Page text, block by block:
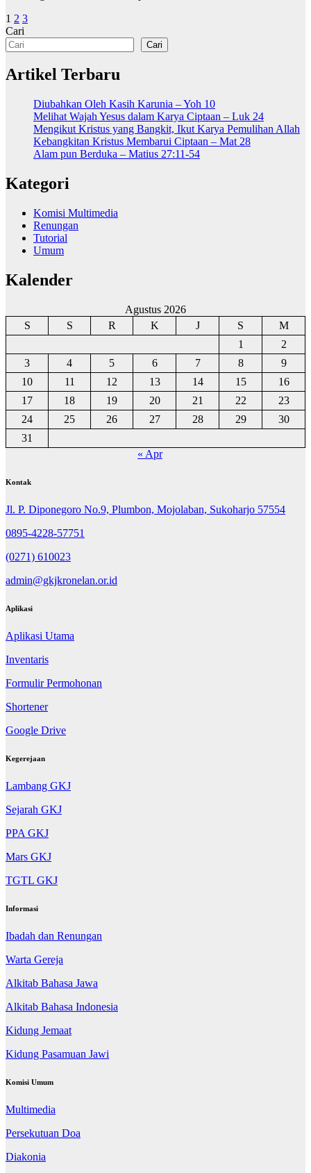
Paginasi
pos
1 2 3
Cari
Cari
Artikel Terbaru
Diubahkan Oleh Kasih Karunia – Yoh 10
Melihat Wajah Yesus dalam Karya Ciptaan – Luk 24
Mengikut Kristus yang Bangkit, Ikut Karya Pemulihan Allah
Kebangkitan Kristus Membarui Ciptaan – Mat 28
Alam pun Berduka – Matius 27:11-54
Kategori
Komisi Multimedia
Renungan
Tutorial
Umum
Kalender
Agustus 2026
S
S R K J S
M
1
2
3
4 5 6 7 8
9
10
11 12 13 14 15
16
17
18 19 20 21 22
23
24
25 26 27 28 29
30
31
« Apr
Kontak
Jl. P. Diponegoro No.9, Plumbon, Mojolaban, Sukoharjo 57554
0895-4228-57751
(0271) 610023
admin@gkjkronelan.or.id
Aplikasi
Aplikasi Utama
Inventaris
Formulir Permohonan
Shortener
Google Drive
Kegerejaan
Lambang GKJ
Sejarah GKJ
PPA GKJ
Mars GKJ
TGTL GKJ
Informasi
Ibadah dan Renungan
Warta Gereja
Alkitab Bahasa Jawa
Alkitab Bahasa Indonesia
Kidung Jemaat
Kidung Pasamuan Jawi
Komisi Umum
Multimedia
Persekutuan Doa
Diakonia